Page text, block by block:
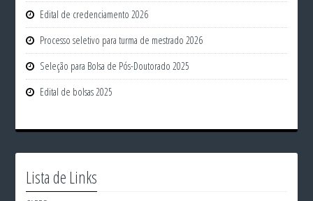
Edital de credenciamento 2026
Processo seletivo para turma de mestrado 2026
Seleção para Bolsa de Pós-Doutorado 2025
Edital de bolsas 2025
Lista de Links